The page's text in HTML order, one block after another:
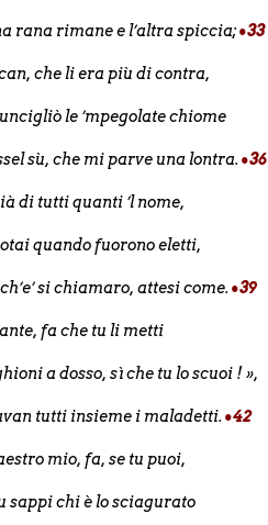
rana rimane e l’altra spiccia;•33
che li era più di contra,
le ’mpegolate chiome
sù, che mi parve una lontra. •36
di tutti quanti ’l nome,
quando fuorono eletti,
si chiamaro, attesi come. •39
fa che tu li metti
a dosso, sì che tu lo scuoi ! »,
tutti insieme i maladetti. •42
mio, fa, se tu puoi,
sappi chi è lo sciagurato